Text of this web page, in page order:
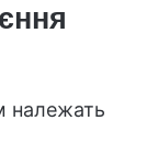
належать